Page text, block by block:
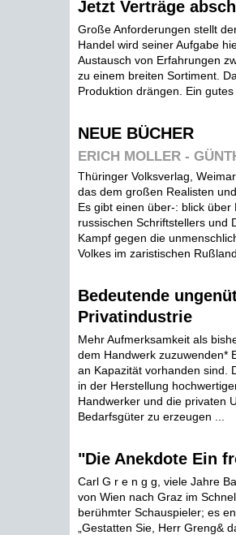
Jetzt Verträge
Große Anforderungen stellt
Handel wird seiner Aufgabe
Austausch von Erfahrungen
zu einem breiten Sortiment.
Produktion drängen. Ein gutes
NEUE BÜCHER
ERICH MOLLER -
Thüringer Volksverlag,
das dem großen Realisten
Es gibt einen über-: blick
russischen Schriftstellers und
Kampf gegen die
Volkes im zaristischen Rußland
Bedeutende
Privatindustrie
Mehr Aufmerksamkeit als
dem Handwerk zuzuwenden*
an Kapazität vorhanden sind.
in der Herstellung
Handwerker und die privaten
Bedarfsgüter zu erzeugen ...
"Die Anekdote Ein
Carl G r e n g g, viele Jahre
von Wien nach Graz im
berühmter Schauspieler; es
„Gestatten Sie, Herr Greng&